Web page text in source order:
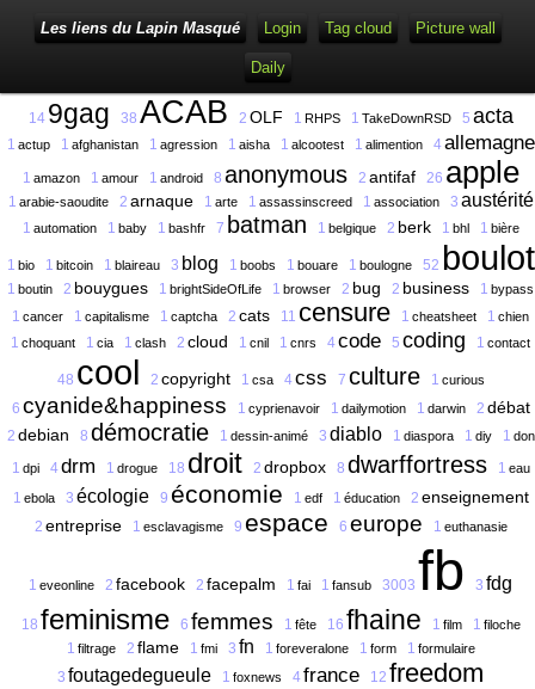
Les liens du Lapin Masqué Login Tag cloud Picture wall
Daily
14 9gag 38 ACAB 2 OLF 1 RHPS 1 TakeDownRSD 5 acta
1 actup 1 afghanistan 1 agression 1 aisha 1 alcootest 1 alimention 4allemagne
1 amazon 1 amour 1 android 8 anonymous 2 antifaf 26 apple
1 arabie-saoudite 2 arnaque 1 arte 1 assassinscreed 1 association 3 austérité
1 automation 1 baby 1 bashfr 7 batman 1 belgique 2 berk 1 bhl 1 bière
1 bio 1 bitcoin 1 blaireau 3 blog 1 boobs 1 bouare 1 boulogne 52 boulot
1 boutin 2 bouygues 1 brightSideOfLife 1 browser 2 bug 2 business 1 bypass
1 cancer 1 capitalisme 1 captcha 2 cats 11 censure 1 cheatsheet 1 chien
1 choquant 1 cia 1 clash 2 cloud 1 cnil 1 cnrs 4code 5 coding 1 contact
48 cool 2 copyright 1 csa 4css 7 culture 1 curious
6 cyanide&happiness 1 cyprienavoir 1 dailymotion 1 darwin 2 débat
2 debian 8 démocratie 1 dessin-animé 3 diablo 1 diaspora 1 diy 1 don
1 dpi 4drm 1 drogue 18 droit 2 dropbox 8 dwarffortress 1 eau
1 ebola 3 écologie 9 économie 1 edf 1 éducation 2 enseignement
2 entreprise 1 esclavagisme 9 espace 6 europe 1 euthanasie
1 eveonline 2 facebook 2 facepalm 1 fai 1 fansub 3003 fb 3 fdg
18 feminisme 6 femmes 1 fête 16 fhaine 1 film 1 filoche
1 filtrage 2 flame 1 fmi 3 fn 1 foreveralone 1 form 1 formulaire
3 foutagedegueule 1 foxnews 4france 12 freedom